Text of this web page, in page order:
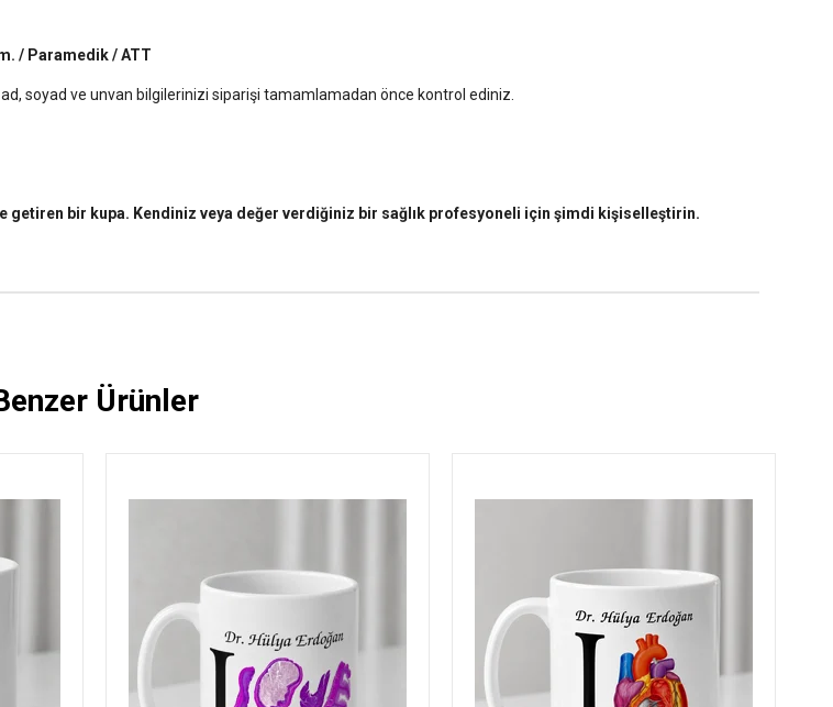
/ Paramedik / ATT
soyad ve unvan bilgilerinizi siparişi tamamlamadan önce kontrol ediniz.
getiren bir kupa. Kendiniz veya değer verdiğiniz bir sağlık profesyoneli için şimdi kişiselleştirin.
Ürünler